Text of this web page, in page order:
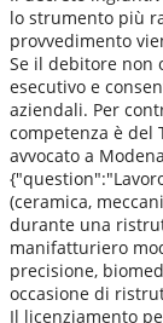
lo strumento più
provvedimento
Se il debitore non
esecutivo e
aziendali. Per
competenza è del
avvocato a
(ceramica,
durante una
manifatturiero
precisione,
occasione di
Il licenziamento